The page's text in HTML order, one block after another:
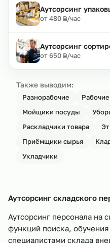
Аутсорсинг
от 480 ₽
Р/час
Аутсорсинг
от 650 ₽
Р/час
Также выводим:
Разнорабочие
Мойщики посуды
Раскладчики товара
Приёмщики сырья
Укладчики
Аутсорсинг складского
Аутсорсинг персонала на
функций поиска,
специалистами склада